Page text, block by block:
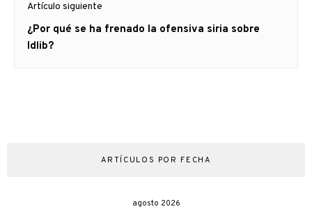
Artículo siguiente
Artículo
siguiente:
¿Por qué se ha frenado la ofensiva siria sobre
Idlib?
ARTÍCULOS POR FECHA
agosto 2026